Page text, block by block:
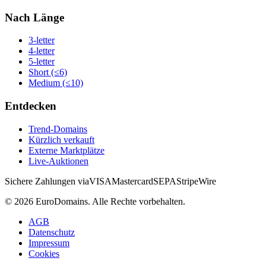
Nach Länge
3-letter
4-letter
5-letter
Short (≤6)
Medium (≤10)
Entdecken
Trend-Domains
Kürzlich verkauft
Externe Marktplätze
Live-Auktionen
Sichere Zahlungen viaVISAMastercardSEPAStripeWire
© 2026 EuroDomains. Alle Rechte vorbehalten.
AGB
Datenschutz
Impressum
Cookies